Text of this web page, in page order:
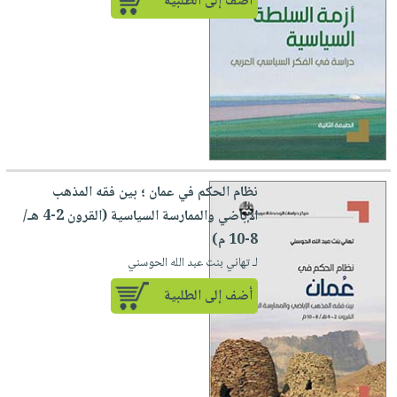
نظام الحكم في عمان ؛ بين فقه المذهب
الإباضي والممارسة السياسية (القرون 2-4 هـ/
8-10 م)
لـ تهاني بنت عبد الله الحوسني
أضف إلى الطلبية